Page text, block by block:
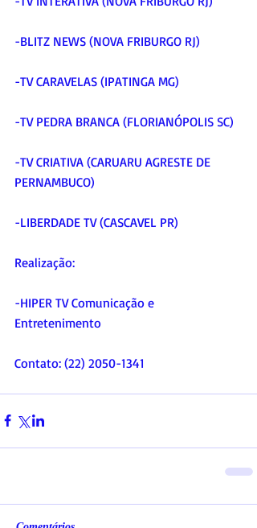
-BLITZ NEWS (NOVA FRIBURGO RJ)
-TV CARAVELAS (IPATINGA MG)
-TV PEDRA BRANCA (FLORIANÓPOLIS SC)
-TV CRIATIVA (CARUARU AGRESTE DE
PERNAMBUCO)
-LIBERDADE TV (CASCAVEL PR)
Realização:
-HIPER TV Comunicação e
Entretenimento
Contato: (22) 2050-1341